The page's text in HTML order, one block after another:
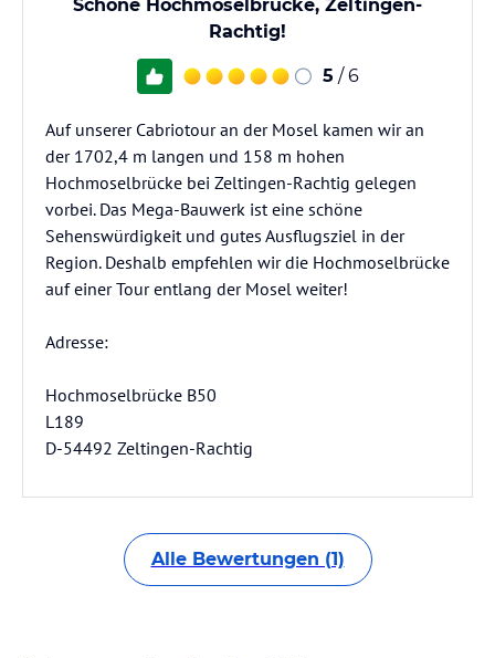
Schöne Hochmoselbrücke, Zeltingen-
Rachtig!
5 / 6
Auf unserer Cabriotour an der Mosel kamen wir an
der 1702,4 m langen und 158 m hohen
Hochmoselbrücke bei Zeltingen-Rachtig gelegen
vorbei. Das Mega-Bauwerk ist eine schöne
Sehenswürdigkeit und gutes Ausflugsziel in der
Region. Deshalb empfehlen wir die Hochmoselbrücke
auf einer Tour entlang der Mosel weiter!
Adresse:
Hochmoselbrücke B50
L189
D-54492 Zeltingen-Rachtig
Alle Bewertungen (1)